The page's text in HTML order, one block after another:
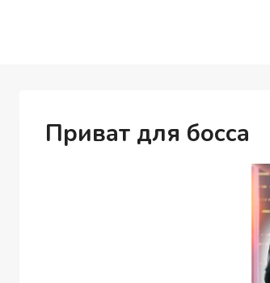
Приват для босса